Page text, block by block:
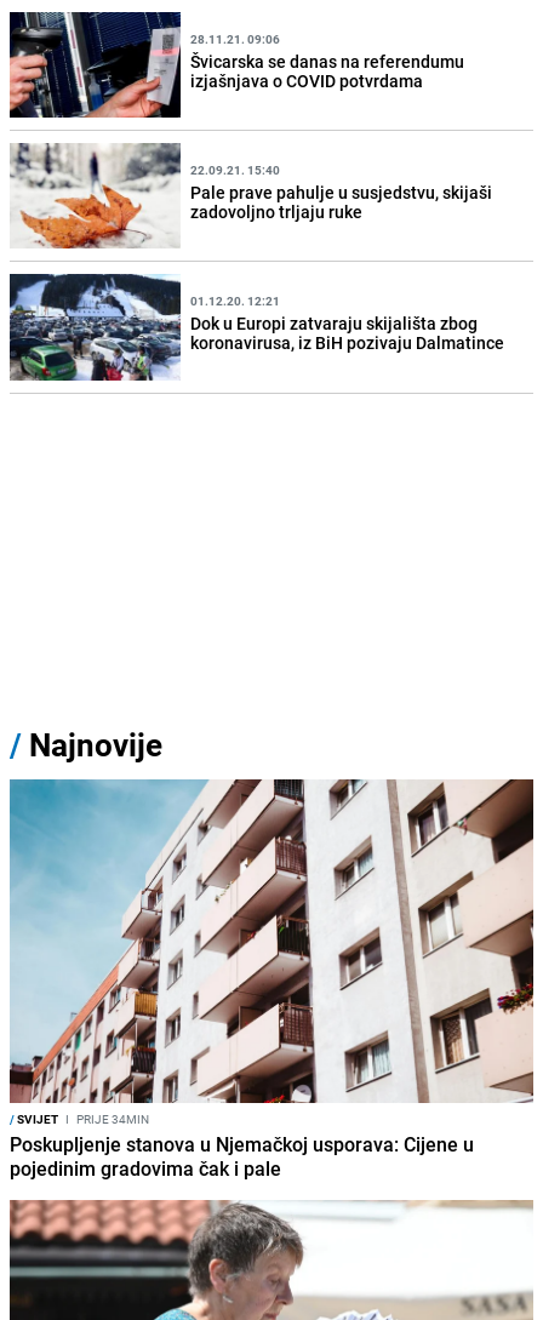
28.11.21. 09:06
Švicarska se danas na referendumu
izjašnjava o COVID potvrdama
22.09.21. 15:40
Pale prave pahulje u susjedstvu, skijaši
zadovoljno trljaju ruke
01.12.20. 12:21
Dok u Europi zatvaraju skijališta zbog
koronavirusa, iz BiH pozivaju Dalmatince
/ Najnovije
/SVIJET I PRIJE 34MIN
Poskupljenje stanova u Njemačkoj usporava: Cijene u
pojedinim gradovima čak i pale